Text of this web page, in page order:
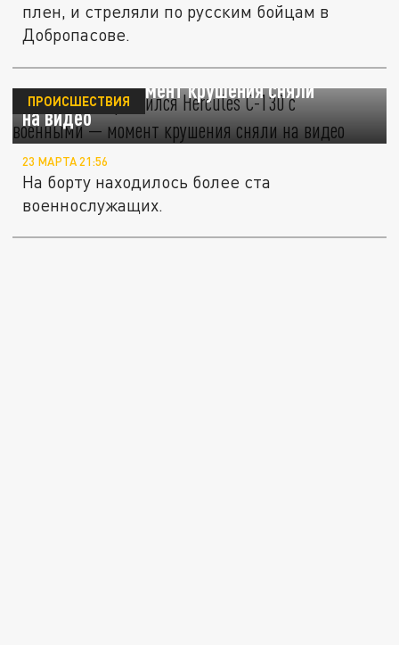
плен, и стреляли по русским бойцам в
Добропасове.
В Колумбии разбился Hercules C-130 с
военными — момент крушения сняли
на видео
ПРОИСШЕСТВИЯ
23 МАРТА 21:56
На борту находилось более ста
военнослужащих.